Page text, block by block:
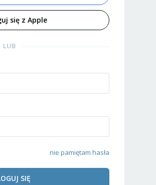
się z Apple
LUB
nie pamiętam hasła
SIĘ